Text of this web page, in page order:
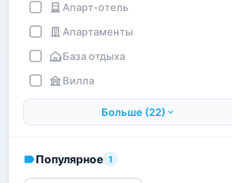
Апарт-отель
Апартаменты
База отдыха
Вилла
Больше (22)
Популярное 1